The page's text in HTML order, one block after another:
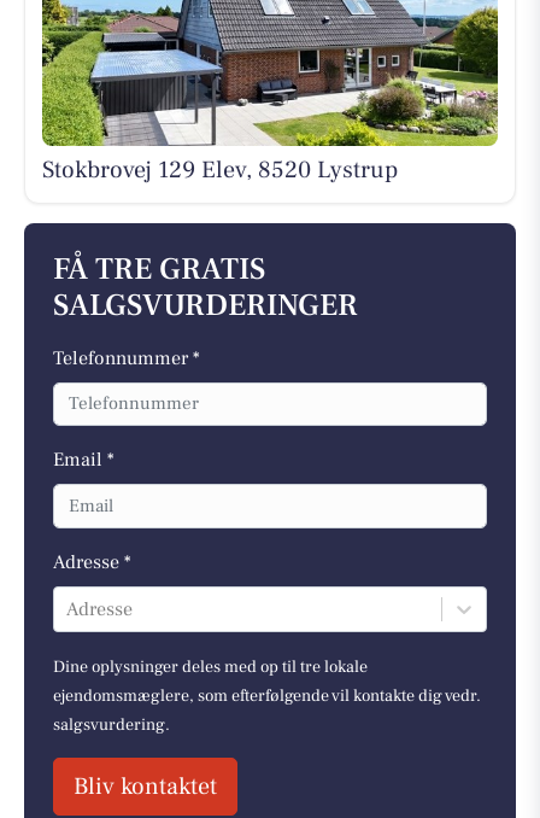
Stokbrovej 129 Elev, 8520 Lystrup
FÅ TRE GRATIS
SALGSVURDERINGER
Telefonnummer *
Email *
Adresse *
Adresse
Dine oplysninger deles med op til tre lokale
ejendomsmæglere, som efterfølgende vil kontakte dig vedr.
salgsvurdering.
Bliv kontaktet